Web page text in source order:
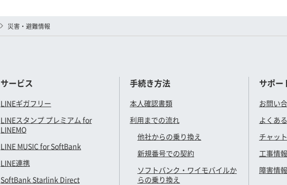
災害・避難情報
サービス
LINEギガフリー
LINEスタンプ プレミアム for
LINEMO
LINE MUSIC for SoftBank
LINE連携
SoftBank Starlink Direct
手続き方法
本人確認書類
利用までの流れ
他社からの乗り換え
新規番号での契約
ソフトバンク・ワイモバイルか
らの乗り換え
サポー
お問い
よくあ
チャッ
工事情報
障害情報